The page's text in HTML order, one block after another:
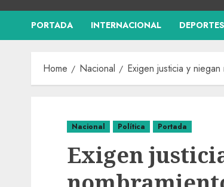
PORTADA INTERNACIONAL DEPORTES
Home Nacional Exigen justicia y
Nacional Política Portada
Exigen